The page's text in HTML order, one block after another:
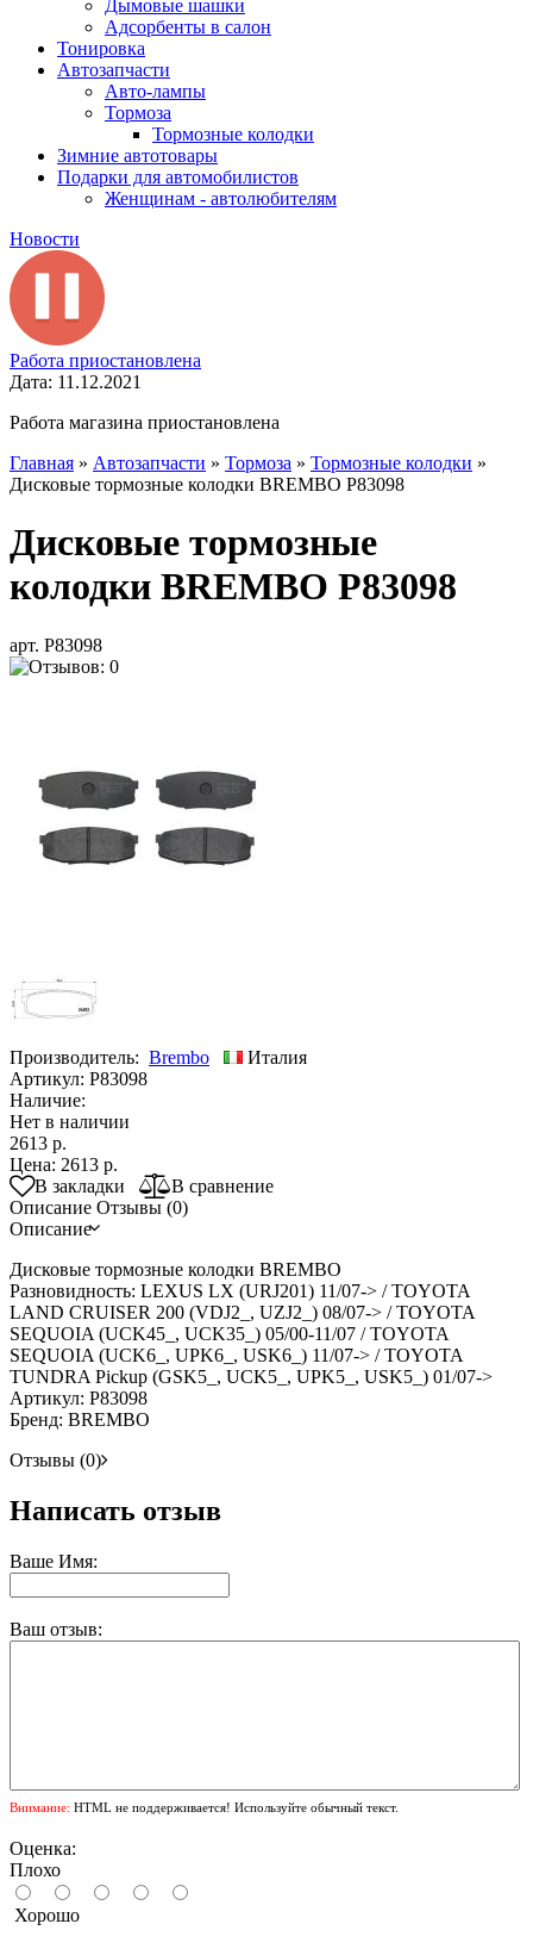
Дымовые шашки
Адсорбенты в салон
Тонировка
Автозапчасти
Авто-лампы
Тормоза
Тормозные колодки
Зимние автотовары
Подарки для автомобилистов
Женщинам - автолюбителям
Новости
Работа приостановлена
Дата: 11.12.2021
Работа магазина приостановлена
Главная » Автозапчасти » Тормоза » Тормозные колодки »
Дисковые тормозные колодки BREMBO P83098
Дисковые тормозные
колодки BREMBO P83098
арт. P83098
Производитель: Brembo
Италия
Артикул: P83098
Наличие:
Нет в наличии
2613 р.
Цена: 2613 р.
В закладки
В сравнение
Описание Отзывы (0)
Описание
Дисковые тормозные колодки BREMBO
Разновидность: LEXUS LX (URJ201) 11/07-> / TOYOTA
LAND CRUISER 200 (VDJ2_, UZJ2_) 08/07-> / TOYOTA
SEQUOIA (UCK45_, UCK35_) 05/00-11/07 / TOYOTA
SEQUOIA (UCK6_, UPK6_, USK6_) 11/07-> / TOYOTA
TUNDRA Pickup (GSK5_, UCK5_, UPK5_, USK5_) 01/07->
Артикул: P83098
Бренд: BREMBO
Отзывы (0)
Написать отзыв
Ваше Имя:
Ваш отзыв:
Внимание: HTML не поддерживается! Используйте обычный текст.
Оценка:
Плохо
Хорошо